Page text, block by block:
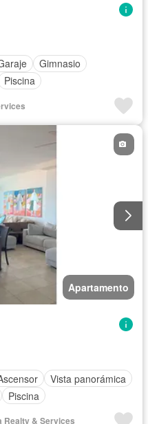
Gimnasio
Piscina
Apartamento
Vista panorámica
Piscina
Realty & Services